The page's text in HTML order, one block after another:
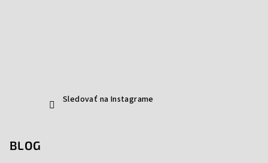
Sledovať na Instagrame
BLOG